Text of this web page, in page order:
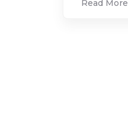
Read More